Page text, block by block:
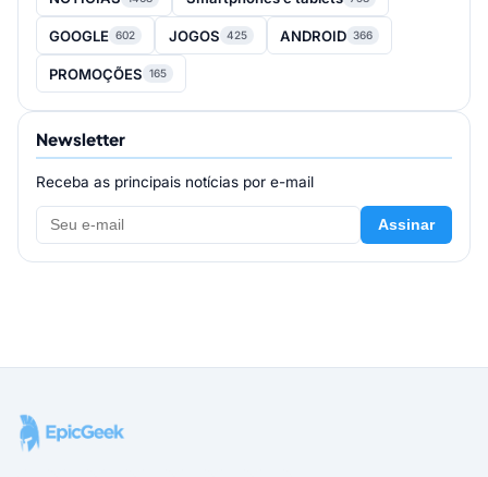
GOOGLE 602 JOGOS 425 ANDROID 366
PROMOÇÕES 165
Newsletter
Receba as principais notícias por e-mail
Assinar